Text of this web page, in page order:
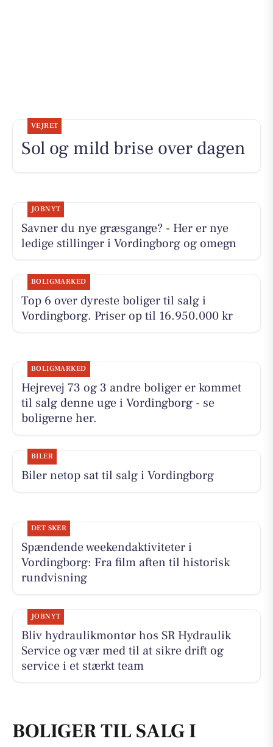
VEJRET
Sol og mild brise over dagen
JOBNYT
Savner du nye græsgange? - Her er nye
ledige stillinger i Vordingborg og omegn
BOLIGMARKED
Top 6 over dyreste boliger til salg i
Vordingborg. Priser op til 16.950.000 kr
BOLIGMARKED
Hejrevej 73 og 3 andre boliger er kommet
til salg denne uge i Vordingborg - se
boligerne her.
BILER
Biler netop sat til salg i Vordingborg
DET SKER
Spændende weekendaktiviteter i
Vordingborg: Fra film aften til historisk
rundvisning
JOBNYT
Bliv hydraulikmontør hos SR Hydraulik
Service og vær med til at sikre drift og
service i et stærkt team
BOLIGER TIL SALG I